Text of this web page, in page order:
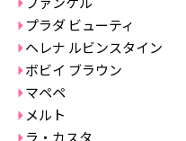
プラダ ビューティ
ヘレナ ルビンスタイン
ボビイ ブラウン
マペペ
メルト
ラ・カスタ